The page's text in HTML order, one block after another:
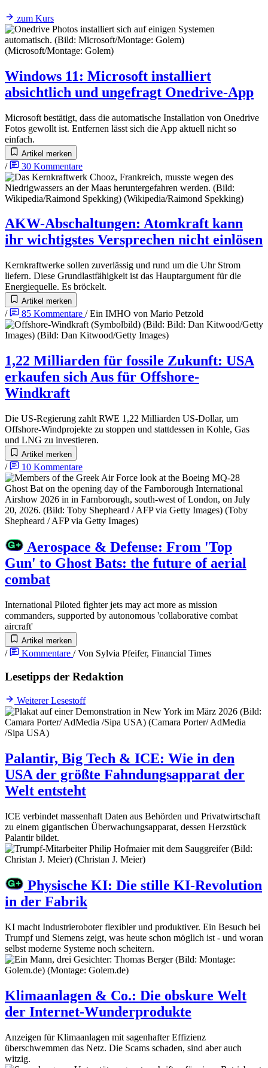
zum Kurs
Windows 11: Microsoft installiert
absichtlich und ungefragt Onedrive-App
Microsoft bestätigt, dass die automatische Installation von Onedrive
Fotos gewollt ist. Entfernen lässt sich die App aktuell nicht so
einfach.
Artikel merken
/ 30 Kommentare
AKW-Abschaltungen: Atomkraft kann
ihr wichtigstes Versprechen nicht einlösen
Kernkraftwerke sollen zuverlässig und rund um die Uhr Strom
liefern. Diese Grundlastfähigkeit ist das Hauptargument für die
Energiequelle. Es bröckelt.
Artikel merken
/ 85 Kommentare / Ein IMHO von Mario Petzold
1,22 Milliarden für fossile Zukunft: USA
erkaufen sich Aus für Offshore-
Windkraft
Die US-Regierung zahlt RWE 1,22 Milliarden US-Dollar, um
Offshore-Windprojekte zu stoppen und stattdessen in Kohle, Gas
und LNG zu investieren.
Artikel merken
/ 10 Kommentare
Aerospace & Defense: From 'Top
Gun' to Ghost Bats: the future of aerial
combat
International Piloted fighter jets may act more as mission
commanders, supported by autonomous 'collaborative combat
aircraft'
Artikel merken
/ Kommentare / Von Sylvia Pfeifer, Financial Times
Lesetipps der Redaktion
Weiterer Lesestoff
Palantir, Big Tech & ICE: Wie in den
USA der größte Fahndungsapparat der
Welt entsteht
ICE verbindet massenhaft Daten aus Behörden und Privatwirtschaft
zu einem gigantischen Überwachungsapparat, dessen Herzstück
Palantir bildet.
Physische KI: Die stille KI-Revolution
in der Fabrik
KI macht Industrieroboter flexibler und produktiver. Ein Besuch bei
Trumpf und Siemens zeigt, was heute schon möglich ist - und woran
selbst moderne Systeme noch scheitern.
Klimaanlagen & Co.: Die obskure Welt
der Internet-Wunderprodukte
Anzeigen für Klimaanlagen mit sagenhafter Effizienz
überschwemmen das Netz. Die Scams schaden, sind aber auch
witzig.